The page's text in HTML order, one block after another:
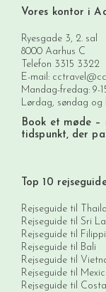
Vores kontor i
Ryesgade 3, 2. sal
8000 Aarhus C
Telefon 3315 3322
E-mail:
Mandag-fredag: 9-
Lørdag, søndag og
Book et møde –
tidspunkt, der
Top 10
Rejseguide til
Rejseguide til Sri
Rejseguide til
Rejseguide til Bali
Rejseguide til
Rejseguide til
Rejseguide til